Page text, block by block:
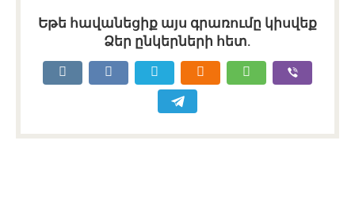
Եթե հավանեցիք այս գրառումը կիսվեք
Ձեր ընկերների հետ.